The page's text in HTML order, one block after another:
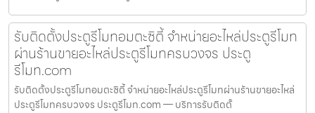
รับติดตั้งประตูรีโมทอมตะซิตี้ จำหน่ายอะไหล่ประตูรีโมท
ผ่านร้านขายอะไหล่ประตูรีโมทครบวงจร ประตู
รีโมท.com
รับติดตั้งประตูรีโมทอมตะซิตี้ จำหน่ายอะไหล่ประตูรีโมทผ่านร้านขายอะไหล่
ประตูรีโมทครบวงจร ประตูรีโมท.com — บริการรับติดตั้